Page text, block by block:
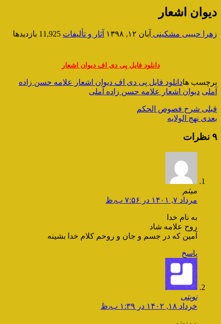
دیوان اشعار
زهرا حبیبی مشکینی آبان ۱۲, ۱۳۹۸ آثار و تألیفات 11,925 بازدیدها
دانلود فایل پی دی اف دیوان اشعار
برچسب هادانلود فایل پی دی اف دیوان اشعار علامه حسن زاده
آملی دیوان اشعار علامه حسن زاده آملی
قبلی شرح فصوص الحکم
بعدی نهج الولایه
۹ نظرات
میثم
مرداد ۷, ۱۴۰۱ در ۷:۵۶ ب٫ظ
به نام خدا
روح علامه شاد
آمین که در جسم و جان و روحم کلام خدا بشینه
پاسخ
نوبتی
خرداد ۱۸, ۱۴۰۲ در ۱:۳۹ ب٫ظ